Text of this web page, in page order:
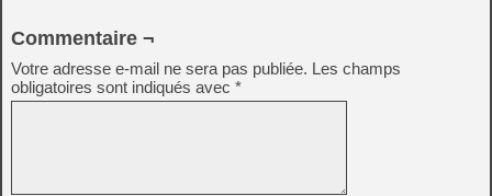
Commentaire ¬
Votre adresse e-mail ne sera pas publiée. Les champs
obligatoires sont indiqués avec *